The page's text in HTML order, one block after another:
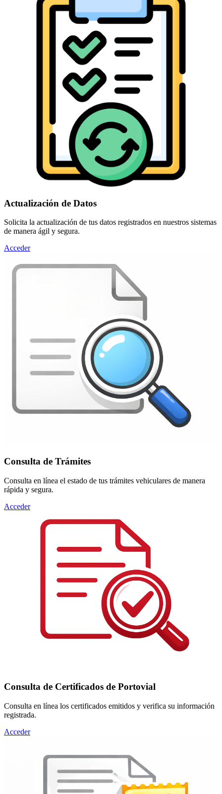
Actualización de Datos
Solicita la actualización de tus datos registrados en nuestros sistemas
de manera ágil y segura.
Acceder
Consulta de Trámites
Consulta en línea el estado de tus trámites vehiculares de manera
rápida y segura.
Acceder
Consulta de Certificados de Portovial
Consulta en línea los certificados emitidos y verifica su información
registrada.
Acceder